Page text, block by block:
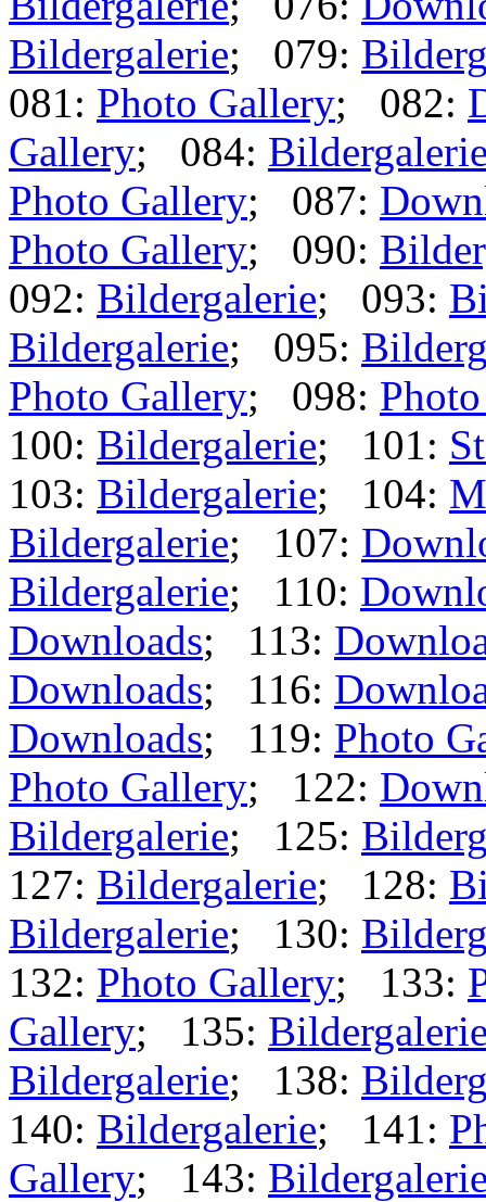
Bildergalerie; 079:
081: Photo Gallery; 082:
Gallery; 084:
Photo Gallery; 087:
Photo Gallery; 090:
092: Bildergalerie; 093:
Bildergalerie; 095:
Photo Gallery; 098:
100: Bildergalerie; 101:
103: Bildergalerie; 104:
Bildergalerie; 107:
Bildergalerie; 110:
Downloads; 113:
Downloads; 116:
Downloads; 119: Photo
Photo Gallery; 122:
Bildergalerie; 125:
127: Bildergalerie; 128:
Bildergalerie; 130:
132: Photo Gallery; 133:
Gallery; 135:
Bildergalerie; 138:
140: Bildergalerie; 141:
Gallery; 143: